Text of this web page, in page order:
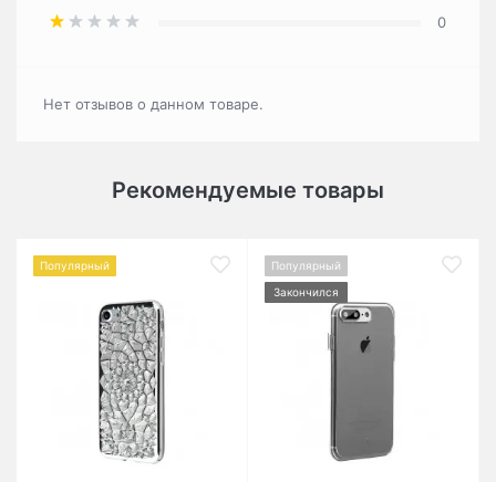
0
Нет отзывов о данном товаре.
Рекомендуемые товары
Популярный
Популярный
Закончился